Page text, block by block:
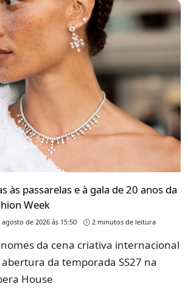
às passarelas e à gala de 20 anos da
Week
agosto de 2026 às 15:50 2 minutos de leitura
da cena criativa internacional
da temporada SS27 na
House